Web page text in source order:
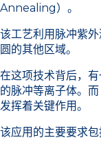
Annealing）。
该工艺利用脉冲紫
圆的其他区域。
在这项技术背后，
的脉冲等离子体。
发挥着关键作用。
该应用的主要要求包